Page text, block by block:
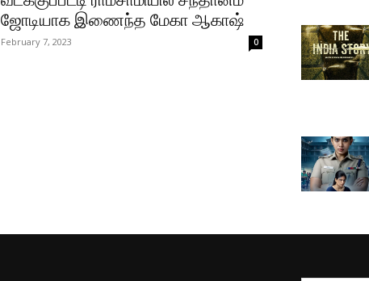
ஜோடியாக இணைந்த மேகா ஆகாஷ்
February 7, 2023 0